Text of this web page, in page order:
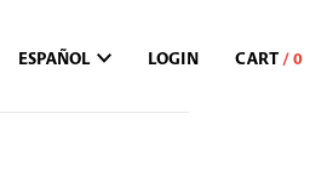
ESPAÑOL LOGIN